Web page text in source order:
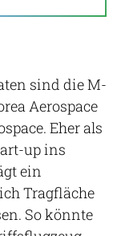
sind die M-
Aerospace
Eher als
up ins
ein
Tragfläche
So könnte